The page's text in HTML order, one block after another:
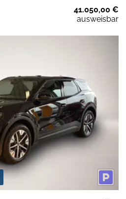
41.050,00 €
ausweisbar